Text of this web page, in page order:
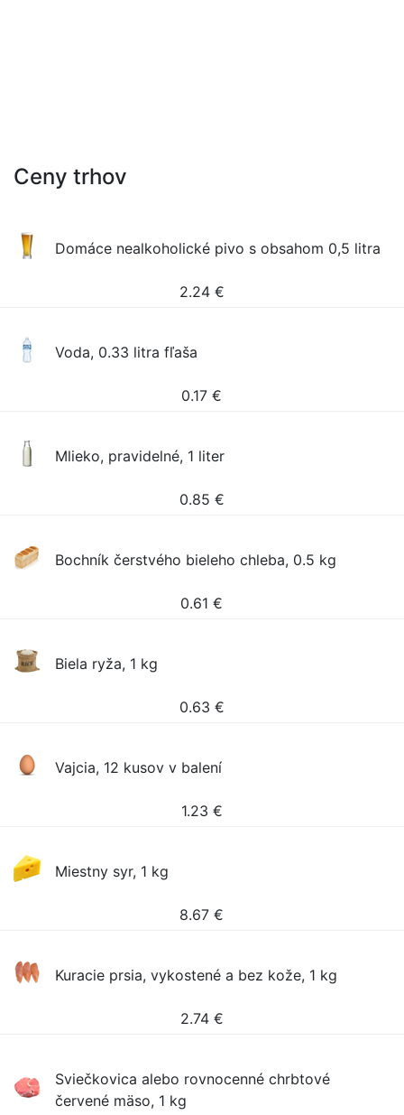
Ceny trhov
Domáce nealkoholické pivo s obsahom 0,5 litra
2.24 €
Voda, 0.33 litra fľaša
0.17 €
Mlieko, pravidelné, 1 liter
0.85 €
Bochník čerstvého bieleho chleba, 0.5 kg
0.61 €
Biela ryža, 1 kg
0.63 €
Vajcia, 12 kusov v balení
1.23 €
Miestny syr, 1 kg
8.67 €
Kuracie prsia, vykostené a bez kože, 1 kg
2.74 €
Sviečkovica alebo rovnocenné chrbtové
červené mäso, 1 kg